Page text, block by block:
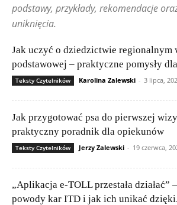
Mazda
Mercedes-Benz Mitsubishi Nissan
Renault Rolls-Royce Skoda
Teksty Czytelników
podstawy, przykłady, rekomendacje
uniknięcia.
Jak uczyć o dziedzictwie regionalnym
podstawowej – praktyczne pomysły
Teksty Czytelników Karolina Zalewski - 3 lipca,
Jak przygotować psa do pierwszej
praktyczny poradnik dla opiekunów
Teksty Czytelników Jerzy Zalewski - 19 czerwca,
„Aplikacja e-TOLL przestała działać”
powody kar ITD i jak ich unikać